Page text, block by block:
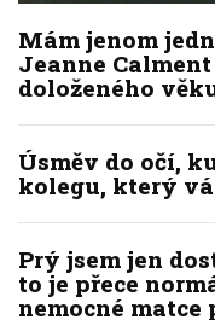
Mám jenom
Jeanne
doloženého
Úsměv do očí,
kolegu, který
Prý jsem jen
to je přece
nemocné